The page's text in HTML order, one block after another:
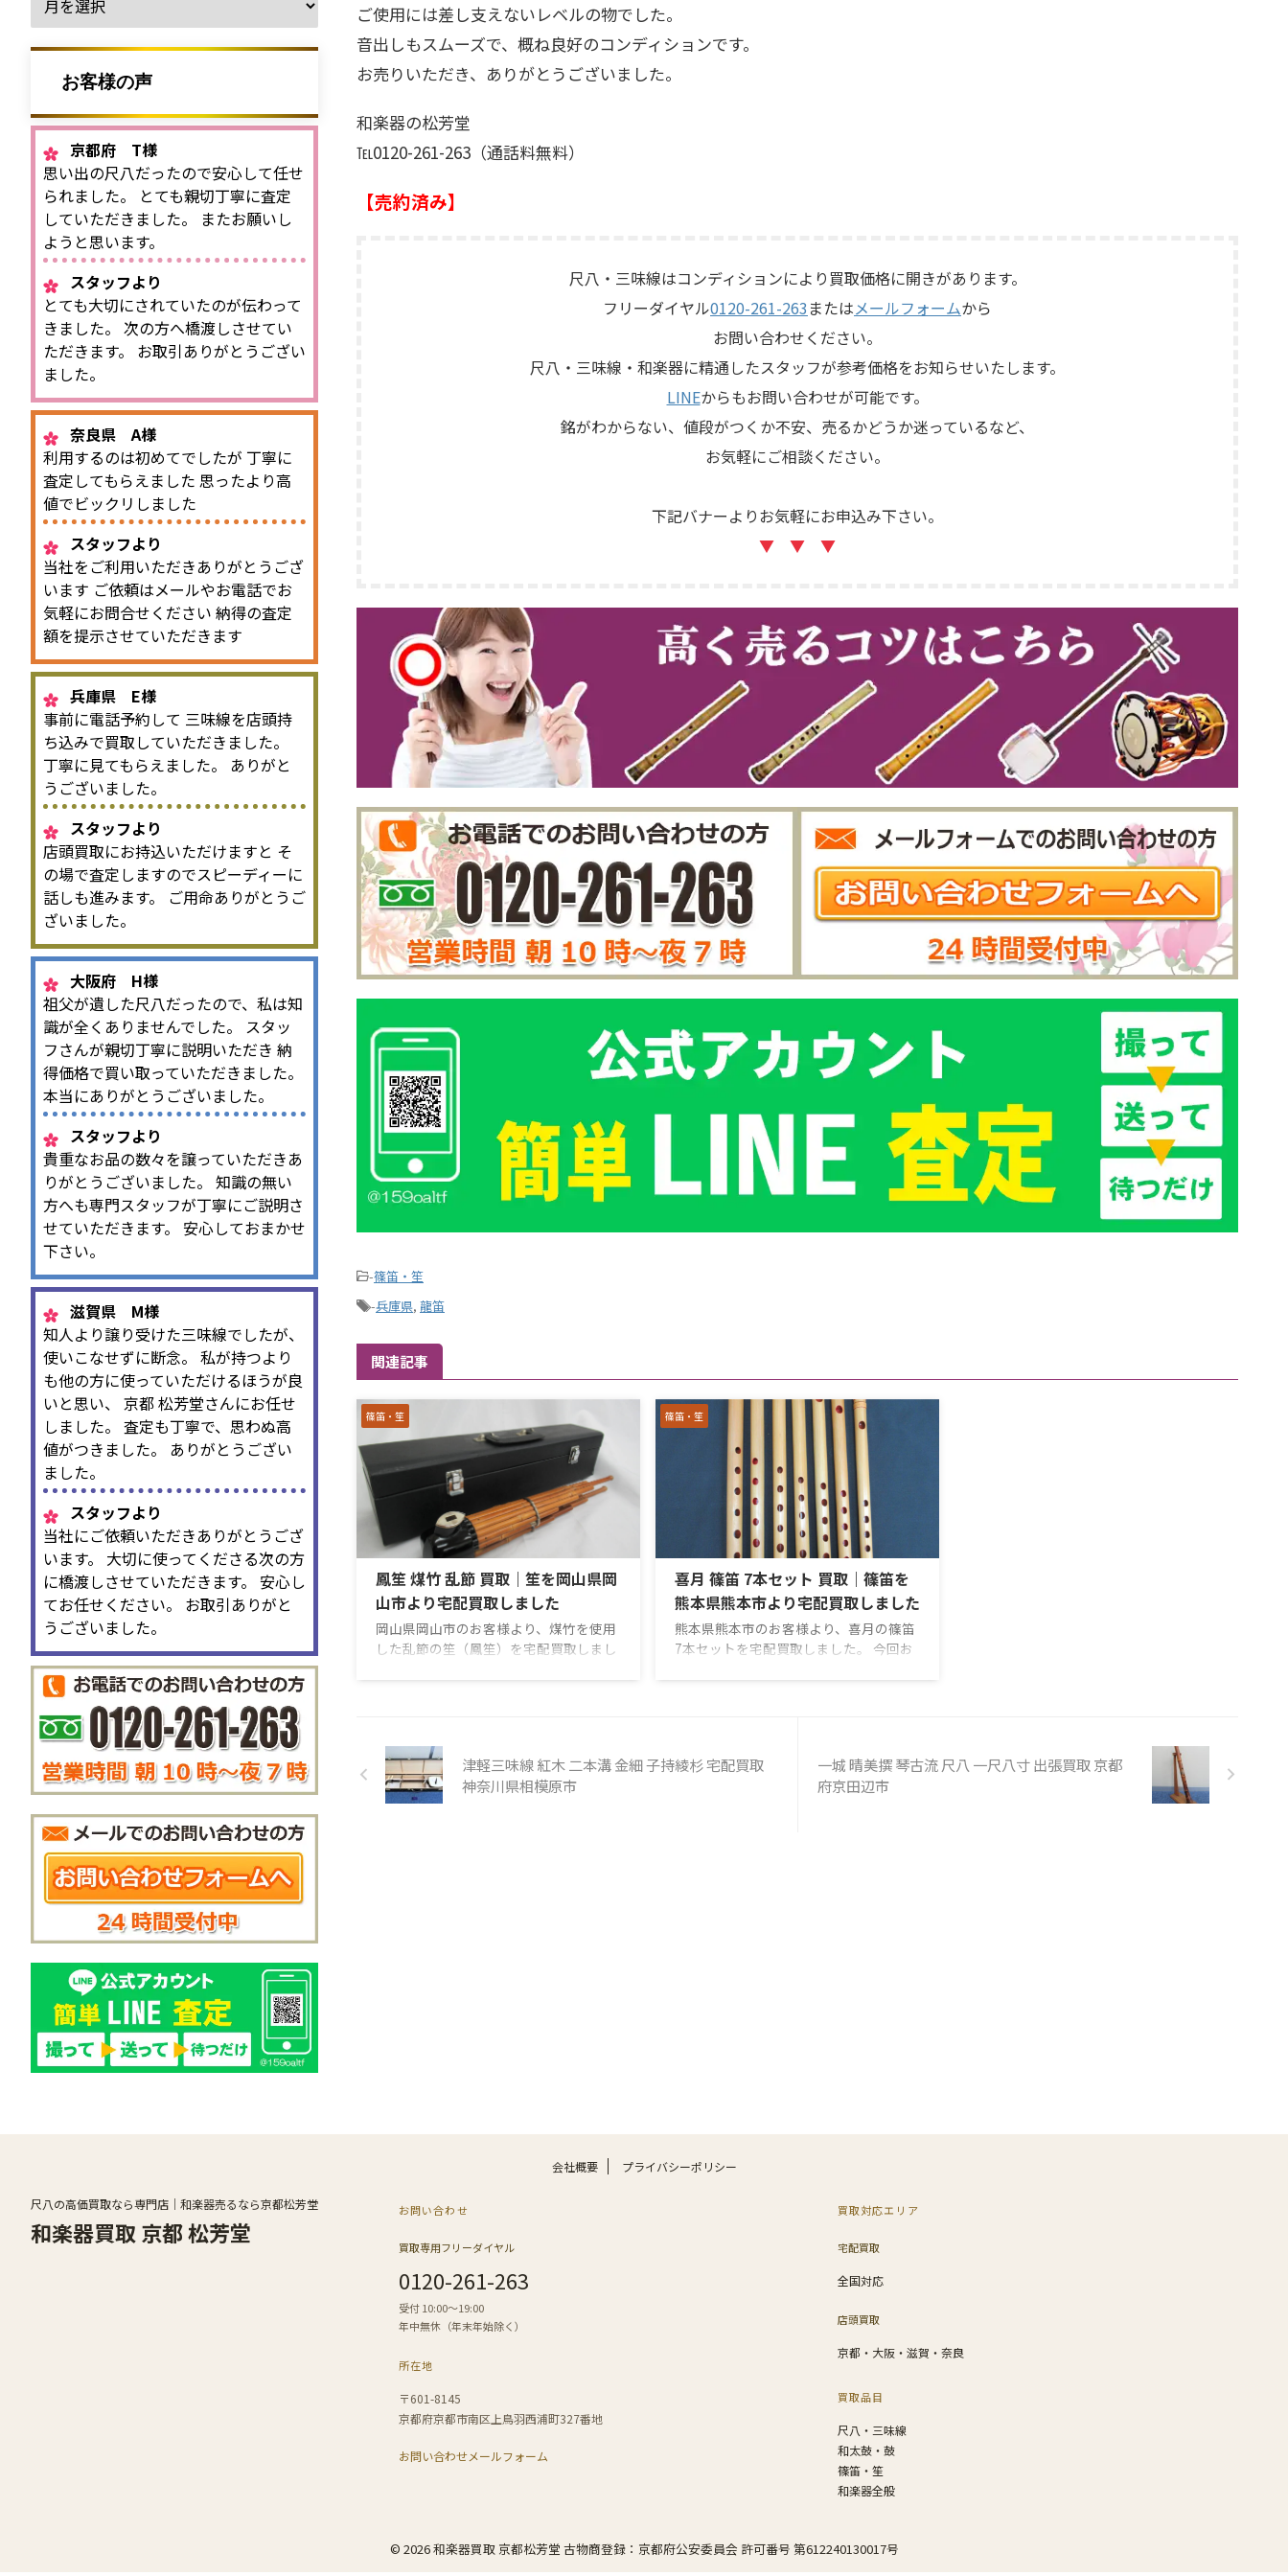
ご使用には差し支えないレベルの物でした。
音出しもスムーズで、概ね良好のコンディションです。
お売りいただき、ありがとうございました。
和楽器の松芳堂
℡0120-261-263（通話料無料）
【売約済み】
尺八・三味線はコンディションにより買取価格に開きがあります。
フリーダイヤル0120-261-263 またはメールフォームから
お問い合わせください。
尺八・三味線・和楽器に精通したスタッフが参考価格をお知らせいたします。
LINEからもお問い合わせが可能です。
銘がわからない、値段がつくか不安、売るかどうか迷っているなど、
お気軽にご相談ください。
下記バナーよりお気軽にお申込み下さい。
▼ ▼ ▼
-篠笛・笙
-兵庫県, 龍笛
関連記事
篠笛・笙
鳳笙 煤竹 乱節 買取｜笙を岡山県岡
山市より宅配買取しました
岡山県岡山市のお客様より、煤竹を使用
した乱節の笙（鳳笙）を宅配買取しまし
節が特徴です。 笙の査定では、竹管の素
材や節の形だけでなく、簧の状態、頭、
根継、中継ぎ、金具、蒔絵、音の鳴りな
どを確認します。天然の煤竹か人工的に
篠笛・笙
喜月 篠笛 7本セット 買取｜篠笛を
熊本県熊本市より宅配買取しました
熊本県熊本市のお客様より、喜月の篠笛
7本セットを宅配買取しました。 今回お
られるセットとなっています。 篠笛は天
然竹から作られるため、同じ銘や調子で
津軽三味線 紅木 二本溝 金細 子持綾杉 宅配買取
神奈川県相模原市
一城 晴美撰 琴古流 尺八 一尺八寸 出張買取 京都
府京田辺市
お客様の声
京都府 T様
思い出の尺八だったので安心して任せ
られました。 とても親切丁寧に査定
していただきました。 またお願いし
ようと思います。
スタッフより
とても大切にされていたのが伝わって
きました。 次の方へ橋渡しさせてい
ただきます。 お取引ありがとうござい
ました。
奈良県 A様
利用するのは初めてでしたが 丁寧に
査定してもらえました 思ったより高
値でビックリしました
スタッフより
当社をご利用いただきありがとうござ
います ご依頼はメールやお電話でお
気軽にお問合せください 納得の査定
額を提示させていただきます
兵庫県 E様
事前に電話予約して 三味線を店頭持
ち込みで買取していただきました。
丁寧に見てもらえました。 ありがと
うございました。
スタッフより
店頭買取にお持込いただけますと そ
の場で査定しますのでスピーディーに
話しも進みます。 ご用命ありがとうご
ざいました。
大阪府 H様
祖父が遺した尺八だったので、私は知
識が全くありませんでした。 スタッ
フさんが親切丁寧に説明いただき 納
得価格で買い取っていただきました。
本当にありがとうございました。
スタッフより
貴重なお品の数々を譲っていただきあ
りがとうございました。 知識の無い
方へも専門スタッフが丁寧にご説明さ
せていただきます。 安心しておまかせ
下さい。
滋賀県 M様
知人より譲り受けた三味線でしたが、
使いこなせずに断念。 私が持つより
も他の方に使っていただけるほうが良
いと思い、 京都 松芳堂さんにお任せ
しました。 査定も丁寧で、思わぬ高
値がつきました。 ありがとうござい
ました。
スタッフより
当社にご依頼いただきありがとうござ
います。 大切に使ってくださる次の方
に橋渡しさせていただきます。 安心し
てお任せください。 お取引ありがと
うございました。
会社概要 プライバシーポリシー
お問い合わせ
買取専用フリーダイヤル
0120-261-263
受付 10:00〜19:00
年中無休（年末年始除く）
所在地
〒601-8145
京都府京都市南区上鳥羽西浦町327番地
お問い合わせメールフォーム
買取対応エリア
宅配買取
全国対応
店頭買取
京都・大阪・滋賀・奈良
買取品目
尺八・三味線
和太鼓・鼓
篠笛・笙
和楽器全般
尺八の高価買取なら専門店｜和楽器売るなら京都松芳堂
和楽器買取 京都 松芳堂
© 2026 和楽器買取 京都松芳堂 古物商登録：京都府公安委員会 許可番号 第612240130017号